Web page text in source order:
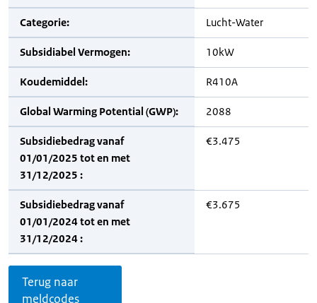
Categorie: Lucht-Water
Subsidiabel Vermogen: 10kW
Koudemiddel: R410A
Global Warming Potential (GWP): 2088
Subsidiebedrag vanaf
01/01/2025 tot en met
31/12/2025 :
€3.475
Subsidiebedrag vanaf
01/01/2024 tot en met
31/12/2024 :
€3.675
Terug naar
meldcodes